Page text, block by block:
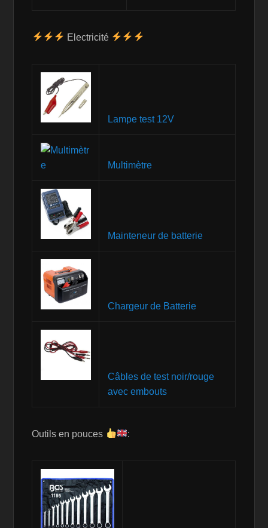
Electricité
Lampe test 12V
Multimètre
Mainteneur de batterie
Chargeur de Batterie
Câbles de test noir/rouge
avec embouts
Outils en pouces :